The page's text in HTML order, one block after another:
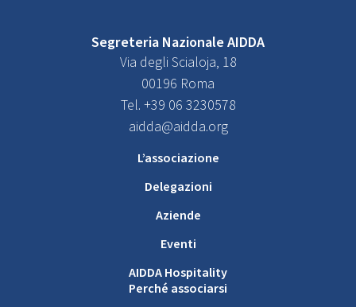
Segreteria Nazionale AIDDA
Via degli Scialoja, 18
00196 Roma
Tel. +39 06 3230578
aidda@aidda.org
L’associazione
Delegazioni
Aziende
Eventi
AIDDA Hospitality
Perché associarsi